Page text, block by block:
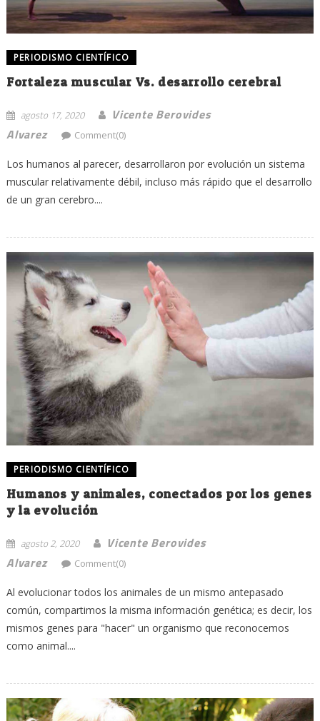
PERIODISMO CIENTÍFICO
Fortaleza muscular Vs. desarrollo cerebral
agosto 17, 2020
Vicente Berovides
Alvarez
Comment(0)
Los humanos al parecer, desarrollaron por evolución un sistema
muscular relativamente débil, incluso más rápido que el desarrollo
de un gran cerebro....
PERIODISMO CIENTÍFICO
Humanos y animales, conectados por los genes
y la evolución
agosto 2, 2020
Vicente Berovides
Alvarez
Comment(0)
Al evolucionar todos los animales de un mismo antepasado
común, compartimos la misma información genética; es decir, los
mismos genes para "hacer" un organismo que reconocemos
como animal....